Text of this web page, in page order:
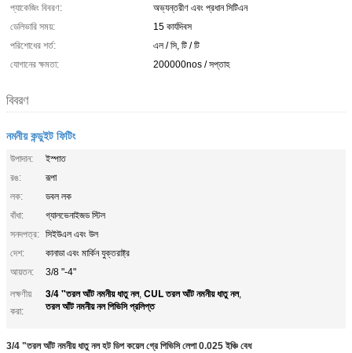
প্যাকেজিং বিবরণ:
অভ্যন্তরীণ এবং প্রধান সিটিএন
ডেলিভারি সময়:
15 কার্যদিবস
পরিশোধের শর্ত:
এল / সি, টি / টি
যোগানের ক্ষমতা:
200000nos / সপ্তাহ
বিবরণ
নমনীয় কন্ডুইট ফিটিং
উপাদান:
ইস্পাত
রঙ:
রূপা
লক:
ডবল লক
বাঁধা:
গ্যালভেনাইজড স্টিল
সনদপত্র: সিইউএল এবং উল
দেশ:
কানাডা এবং মার্কিন যুক্তরাষ্ট্র
আয়তন:
3/8 "-4"
লক্ষণীয়
করা:
3/4 "তরল আঁট নমনীয় ধাতু নল, CUL তরল আঁট নমনীয় ধাতু নল,
তরল আঁট নমনীয় নল পিভিসি প্রলিপ্ত
3/4 "তরল আঁট নমনীয় ধাতু নল হট ডিপ কয়েল গ্রে পিভিসি লেপা 0.025 ইঞ্চি বেধ